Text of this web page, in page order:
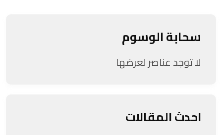
سحابة الوسوم
لا توجد عناصر لعرضها
احدث المقالات